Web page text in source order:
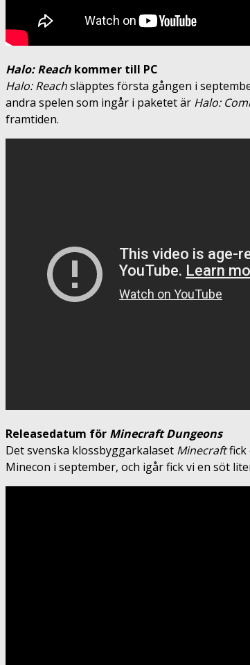
Halo: Reach kommer till PC
Halo: Reachsläpptes första gången i
andra spelen som ingår i paketet är Halo:
framtiden.
Releasedatum för Minecraft Dungeons
Det svenska klossbyggarkalaset Minecraftfick
Minecon i september, och igår fick vi en söt